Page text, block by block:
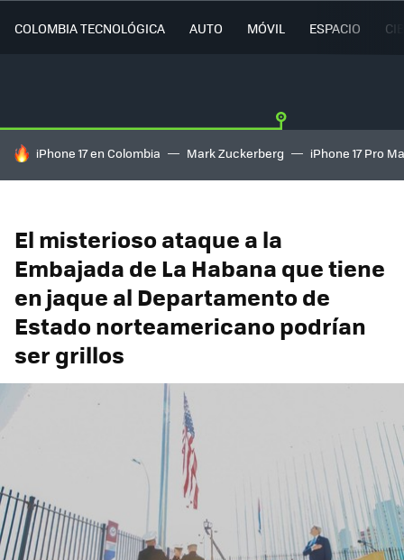
COLOMBIA TECNOLÓGICA AUTO MÓVIL ESPACIO
HOY SE HABLA DE
iPhone 17 en Colombia Mark Zuckerberg iPhone 17 Pro
El misterioso ataque a la
Embajada de La Habana que tiene
en jaque al Departamento de
Estado norteamericano podrían
ser grillos